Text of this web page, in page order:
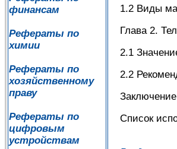
финансам
Рефераты по
химии
Рефераты по
хозяйственному
праву
Рефераты по
цифровым
устройствам
1.2 Виды
Глава 2.
2.1
2.2
Заключение
Список